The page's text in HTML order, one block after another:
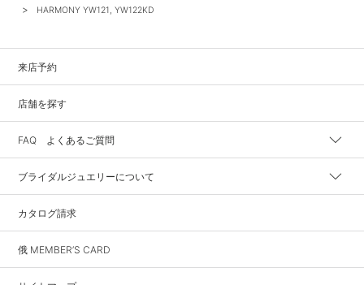
HARMONY YW121, YW122KD
来店予約
店舗を探す
FAQ よくあるご質問
ブライダルジュエリーについて
カタログ請求
俄 MEMBER’S CARD